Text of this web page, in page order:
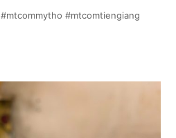
#mtcommytho #mtcomtiengiang